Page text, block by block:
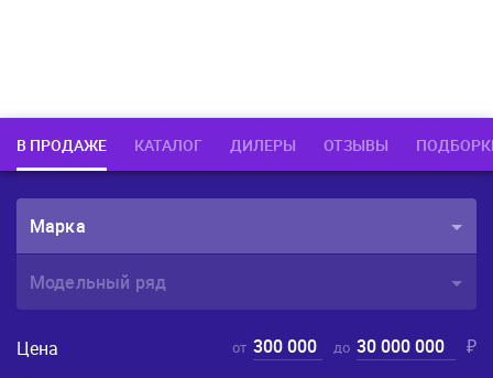
В ПРОДАЖЕ КАТАЛОГ ДИЛЕРЫ ОТЗЫВЫ
Марка
Модельный ряд
Цена от 300 000 до 30 000 000 ₽